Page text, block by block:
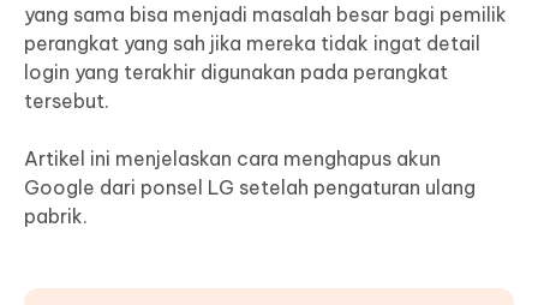
yang sama bisa menjadi masalah besar bagi pemilik
perangkat yang sah jika mereka tidak ingat detail
login yang terakhir digunakan pada perangkat
tersebut.
Artikel ini menjelaskan cara menghapus akun
Google dari ponsel LG setelah pengaturan ulang
pabrik.